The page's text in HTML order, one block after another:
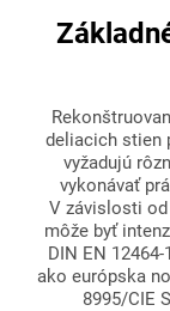
deliacich stien
vyžadujú
vykonávať
V závislosti
môže byť
DIN EN
ako európska
8995/CIE